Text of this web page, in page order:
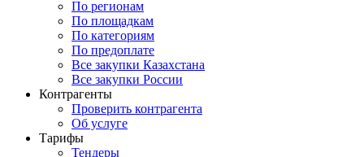
По регионам
По площадкам
По категориям
По предоплате
Все закупки Казахстана
Все закупки России
Контрагенты
Проверить контрагента
Об услуге
Тарифы
Тендеры